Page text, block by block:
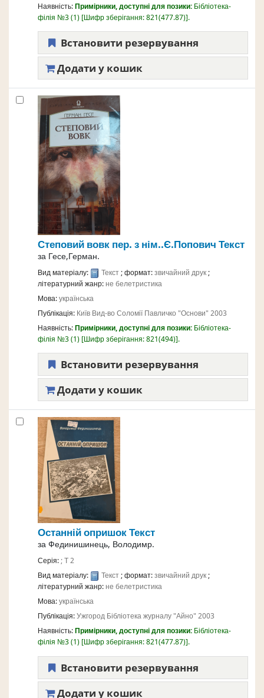
Наявність:Примірники, доступні для позики: Бібліотека-
філія №3(1) Шифр зберігання:821(477.87) .
Встановити резервування
Додати у кошик
Степовий вовк пер. з нім..Є.Попович Текст
за Гесе,Герман.
Вид матеріалу: Текст; формат:звичайний друк;
літературний жанр:не белетристика
Мова:українська
Публікація: Київ Вид-во Соломії Павличко "Основи" 2003
Наявність:Примірники, доступні для позики: Бібліотека-
філія №3(1) Шифр зберігання:821(494) .
Встановити резервування
Додати у кошик
Останній опришокТекст
заФединишинець, Володимр.
Серія:; Т 2
Вид матеріалу:
Текст; формат:звичайний друк;
літературний жанр:не белетристика
Мова:українська
Публікація:Ужгород Бібліотека журналу "Айно" 2003
Наявність:Примірники, доступні для позики: Бібліотека-
філія №3(1) Шифр зберігання:821(477.87) .
Встановити резервування
Додати у кошик